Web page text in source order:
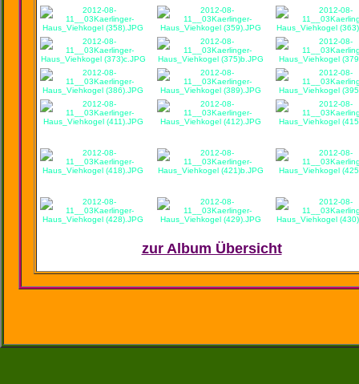
zur Album Übersicht